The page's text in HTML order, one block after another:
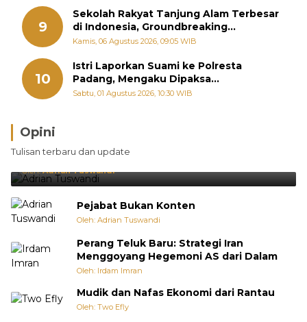
9
Sekolah Rakyat Tanjung Alam Terbesar
di Indonesia, Groundbreaking
September
Kamis, 06 Agustus 2026, 09:05 WIB
10
Istri Laporkan Suami ke Polresta
Padang, Mengaku Dipaksa
Berhubungan dengan Pria Lain
Sabtu, 01 Agustus 2026, 10:30 WIB
Opini
Tulisan terbaru dan update
Brasil Lebih Diunggulkan, tetapi Jepang Selalu
Punya Cara Membuat Kejutan
Oleh:Adrian Tuswandi
Pejabat Bukan Konten
Oleh: Adrian Tuswandi
Perang Teluk Baru: Strategi Iran
Menggoyang Hegemoni AS dari Dalam
Oleh: Irdam Imran
Mudik dan Nafas Ekonomi dari Rantau
Oleh: Two Efly